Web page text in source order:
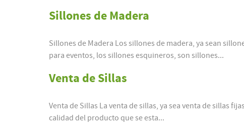
Sillones de Madera
Sillones de Madera Los sillones de madera, ya sean
para eventos, los sillones esquineros, son sillones...
Venta de Sillas
Venta de Sillas La venta de sillas, ya sea venta de sillas
calidad del producto que se esta...